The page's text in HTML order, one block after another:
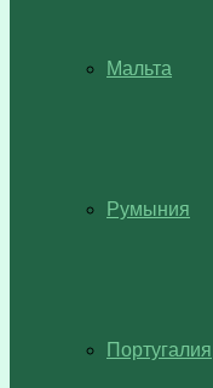
Мальта
Румыния
Португалия